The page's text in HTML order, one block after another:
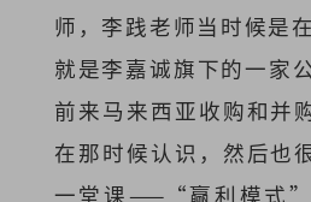
师，李践老师当时候是
就是李嘉诚旗下的一家
前来马来西亚收购和并
在那时候认识，然后也
一堂课——“赢利模式”